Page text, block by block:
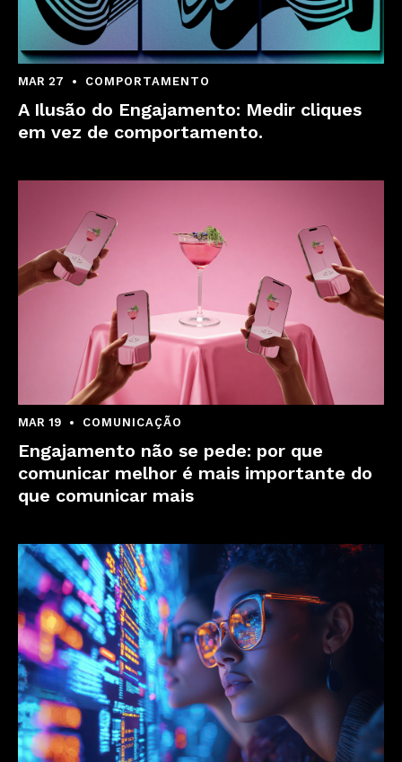
MAR 27 COMPORTAMENTO
A Ilusão do Engajamento: Medir cliques
em vez de comportamento.
MAR 19 COMUNICAÇÃO
Engajamento não se pede: por que
comunicar melhor é mais importante do
que comunicar mais